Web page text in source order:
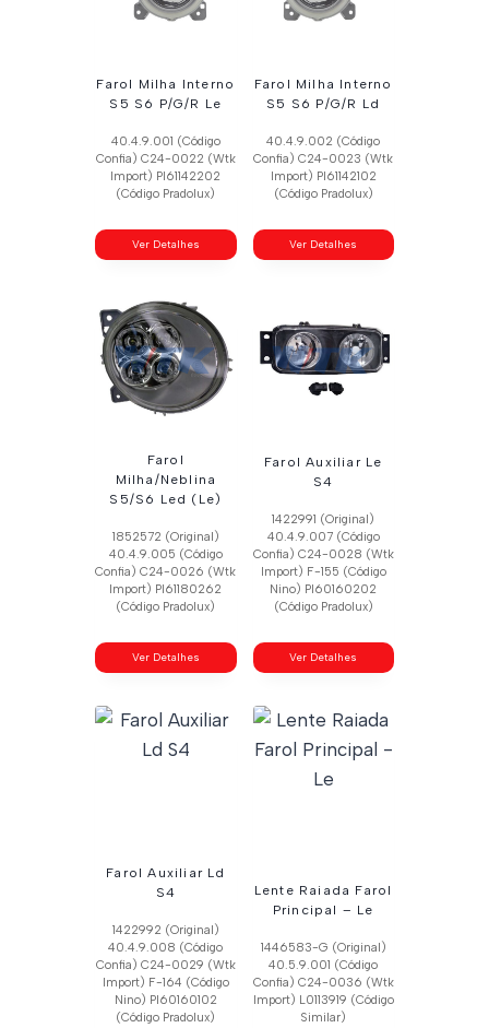
Farol Milha Interno
S5 S6 P/G/R Le
40.4.9.001 (Código
Confia) C24-0022 (Wtk
Import) Pl61142202
(Código Pradolux)
Ver Detalhes
Farol Milha Interno
S5 S6 P/G/R Ld
40.4.9.002 (Código
Confia) C24-0023 (Wtk
Import) Pl61142102
(Código Pradolux)
Ver Detalhes
Farol
Milha/Neblina
S5/S6 Led (Le)
1852572 (Original)
40.4.9.005 (Código
Confia) C24-0026 (Wtk
Import) Pl61180262
(Código Pradolux)
Ver Detalhes
Farol Auxiliar Le
S4
1422991 (Original)
40.4.9.007 (Código
Confia) C24-0028 (Wtk
Import) F-155 (Código
Nino) Pl60160202
(Código Pradolux)
Ver Detalhes
Farol Auxiliar Ld
S4
1422992 (Original)
40.4.9.008 (Código
Confia) C24-0029 (Wtk
Import) F-164 (Código
Nino) Pl60160102
(Código Pradolux)
Lente Raiada Farol
Principal – Le
1446583-G (Original)
40.5.9.001 (Código
Confia) C24-0036 (Wtk
Import) L0113919 (Código
Similar)